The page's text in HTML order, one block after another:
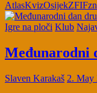
AtlasKvizOsijekZFIF
Igre na ploči Klub
Međunarodni
Slaven Karakaš 2. May